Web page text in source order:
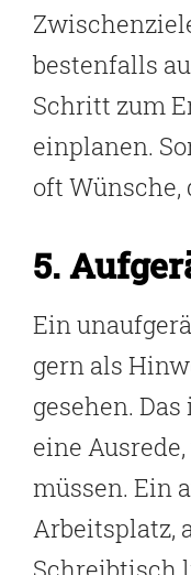
bestenfalls
Schritt zum
einplanen.
oft
5.
Ein
gern als
gesehen.
eine
müssen. Ein
Arbeitsplatz,